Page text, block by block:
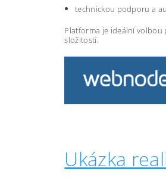
technickou podporu a
Platforma je ideální volbou
složitostí.
Ukázka